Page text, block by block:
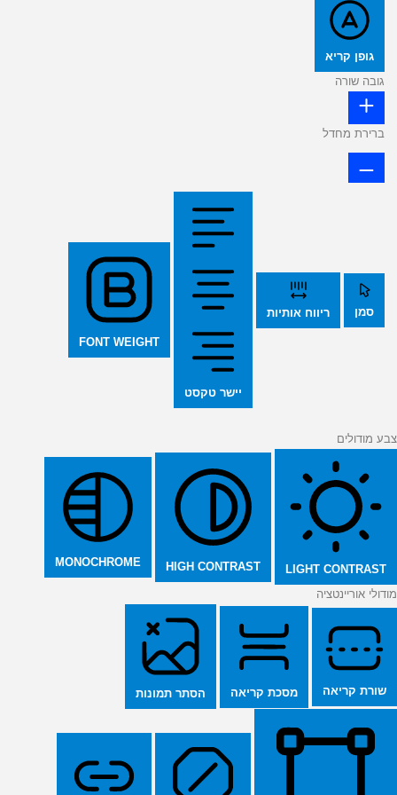
גופן קריא
גובה שורה
ברירת מחדל
סמן ריווח אותיות
יישר טקסט
FONT WEIGHT
צבע מודולים
LIGHT CONTRAST
HIGH CONTRAST
MONOCHROME
מודולי אוריינטציה
שורת קריאה מסכת קריאה הסתר תמונות